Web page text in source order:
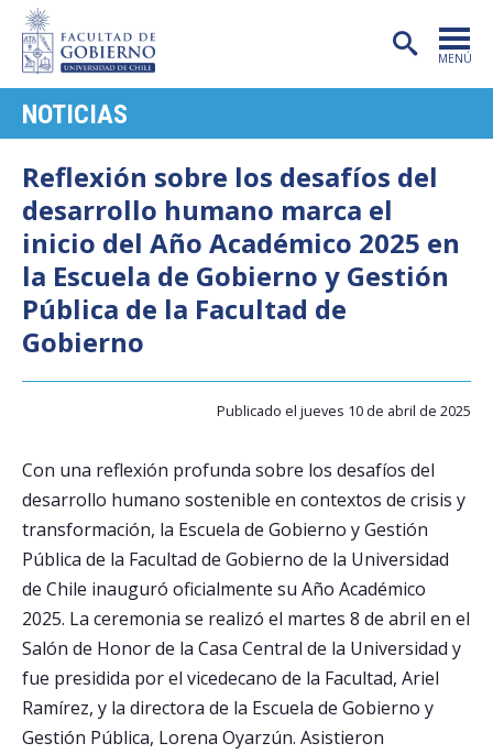
MENÚ
CARRERAS
POSTGRADO
INVESTIGACIÓN
ADMISIÓN
Postulantes
Estudiantes
Académicos
Funcionarios
Egresados
NOTICIAS
Reflexión sobre los desafíos del
desarrollo humano marca el
inicio del Año Académico 2025 en
la Escuela de Gobierno y Gestión
Pública de la Facultad de
Gobierno
Publicado el jueves 10 de abril de 2025
Con una reflexión profunda sobre los desafíos del
desarrollo humano sostenible en contextos de crisis y
transformación, la Escuela de Gobierno y Gestión
Pública de la Facultad de Gobierno de la Universidad
de Chile inauguró oficialmente su Año Académico
2025. La ceremonia se realizó el martes 8 de abril en el
Salón de Honor de la Casa Central de la Universidad y
fue presidida por el vicedecano de la Facultad, Ariel
Ramírez, y la directora de la Escuela de Gobierno y
Gestión Pública, Lorena Oyarzún. Asistieron